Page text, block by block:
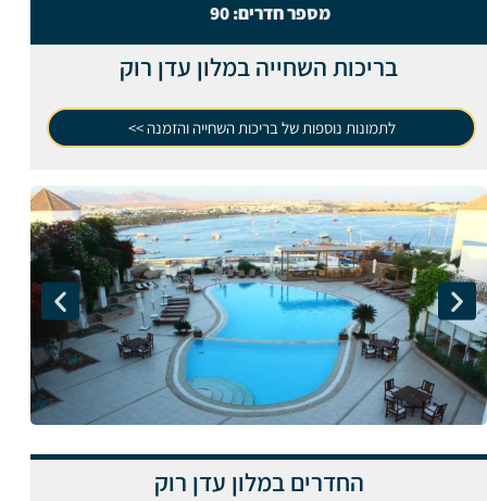
מספר חדרים:90
בריכות השחייה במלון עדן רוק
לתמונות נוספות של בריכות השחייה והזמנה >>
החדרים במלון עדן רוק